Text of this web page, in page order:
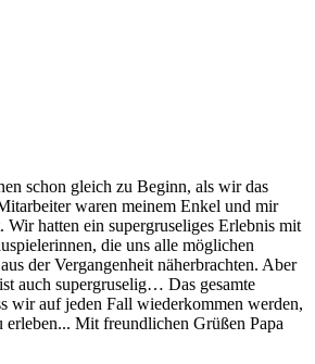
schon gleich zu Beginn, als wir das
waren meinem Enkel und mir
Wir hatten ein supergruseliges Erlebnis mit
die uns alle möglichen
der Vergangenheit näherbrachten. Aber
ist auch supergruselig… Das gesamte
wir auf jeden Fall wiederkommen werden,
erleben... Mit freundlichen Grüßen Papa